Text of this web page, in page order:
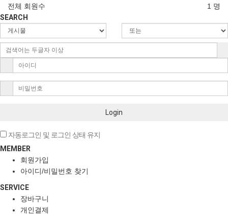
1 명
전체 회원수
SEARCH
Login
자동로그인 및 로그인 상태 유지
MEMBER
회원가입
아이디/비밀번호 찾기
SERVICE
장바구니
개인결제